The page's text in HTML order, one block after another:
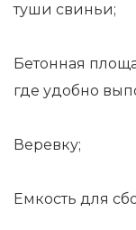
туши свиньи;
Бетонная
где удобно
Веревку;
Емкость для